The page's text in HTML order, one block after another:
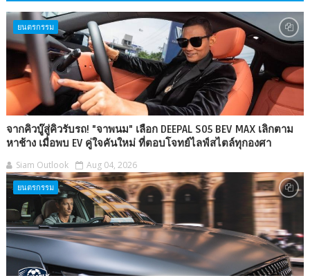
ยนตรกรรม
จากคิวบู๊สู่คิวรับรถ! "จาพนม" เลือก DEEPAL S05 BEV MAX เลิกตาม
หาช้าง เมื่อพบ EV คู่ใจคันใหม่ ที่ตอบโจทย์ไลฟ์สไตล์ทุกองศา
Siam Outlook Aug 04, 2026
ยนตรกรรม